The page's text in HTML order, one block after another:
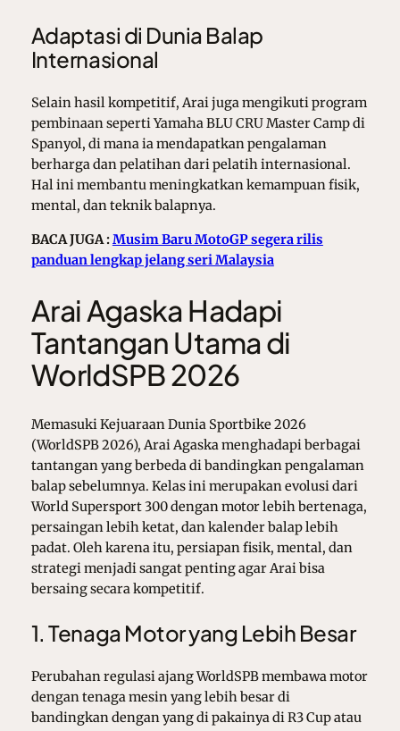
Adaptasi di Dunia Balap
Internasional
Selain hasil kompetitif, Arai juga mengikuti program
pembinaan seperti Yamaha BLU CRU Master Camp di
Spanyol, di mana ia mendapatkan pengalaman
berharga dan pelatihan dari pelatih internasional.
Hal ini membantu meningkatkan kemampuan fisik,
mental, dan teknik balapnya.
BACA JUGA :Musim Baru MotoGP segera rilis
panduan lengkap jelang seri Malaysia
Arai Agaska Hadapi
Tantangan Utama di
WorldSPB 2026
Memasuki Kejuaraan Dunia Sportbike 2026
(WorldSPB 2026), Arai Agaska menghadapi berbagai
tantangan yang berbeda di bandingkan pengalaman
balap sebelumnya. Kelas ini merupakan evolusi dari
World Supersport 300 dengan motor lebih bertenaga,
persaingan lebih ketat, dan kalender balap lebih
padat. Oleh karena itu, persiapan fisik, mental, dan
strategi menjadi sangat penting agar Arai bisa
bersaing secara kompetitif.
1. Tenaga Motor yang Lebih Besar
Perubahan regulasi ajang WorldSPB membawa motor
dengan tenaga mesin yang lebih besar di
bandingkan dengan yang di pakainya di R3 Cup atau